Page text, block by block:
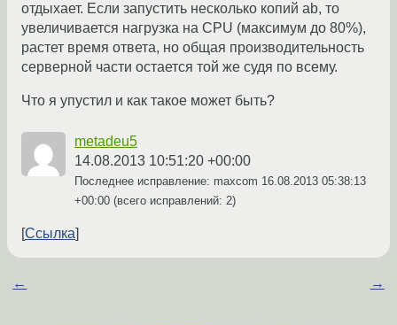
отдыхает. Если запустить несколько копий ab, то
увеличивается нагрузка на CPU (максимум до 80%),
растет время ответа, но общая производительность
серверной части остается той же судя по всему.
Что я упустил и как такое может быть?
metadeu5
14.08.2013 10:51:20 +00:00
Последнее исправление: maxcom 16.08.2013 05:38:13
+00:00 (всего исправлений: 2)
Ссылка
← →